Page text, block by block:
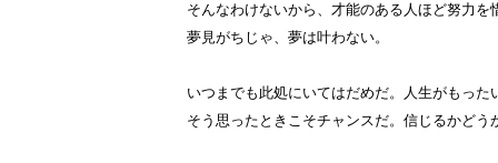
そんなわけないから、才能のある人ほど努力
夢見がちじゃ、夢は叶わない。
いつまでも此処にいてはだめだ。人生がもった
そう思ったときこそチャンスだ。信じるかど